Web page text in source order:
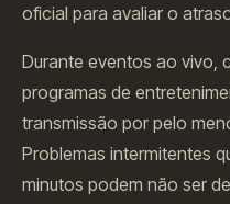
oficial para avaliar o
Durante eventos ao vivo,
programas de
transmissão por pelo
Problemas intermitentes
minutos podem não ser